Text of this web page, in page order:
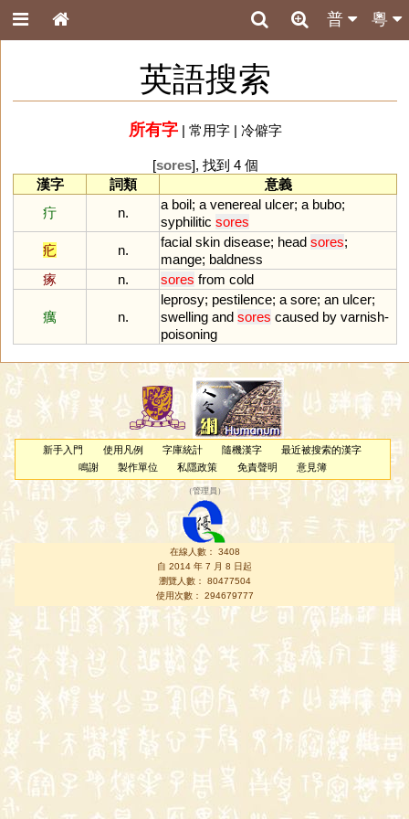
粵
普
英語搜索
所有字| 常用字| 冷僻字
[sores], 找到 4 個
漢字
詞類
意義
疔
n.
a boil; a venereal ulcer; a bubo;
syphilitic sores
疕
n.
facial skin disease; head sores;
mange; baldness
瘃
n. sores from cold
癘 n.
leprosy; pestilence; a sore; an ulcer;
swelling and sores caused by varnish-
poisoning
新手入門 使用凡例 字庫統計 隨機漢字
最近被搜索的漢字
鳴謝
製作單位 私隱政策 免責聲明 意見簿
（管理員 ）
在線人數： 3408
自 2014 年 7 月 8 日起
瀏覽人數： 80477504
使用次數： 294679777